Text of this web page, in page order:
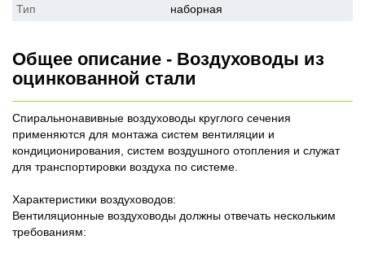
Тип
наборная
Общее описание - Воздуховоды из
оцинкованной стали
Спиральнонавивные воздуховоды круглого сечения
применяются для монтажа систем вентиляции и
кондиционирования, систем воздушного отопления и служат
для транспортировки воздуха по системе.
Характеристики воздуховодов:
Вентиляционные воздуховоды должны отвечать нескольким
требованиям: